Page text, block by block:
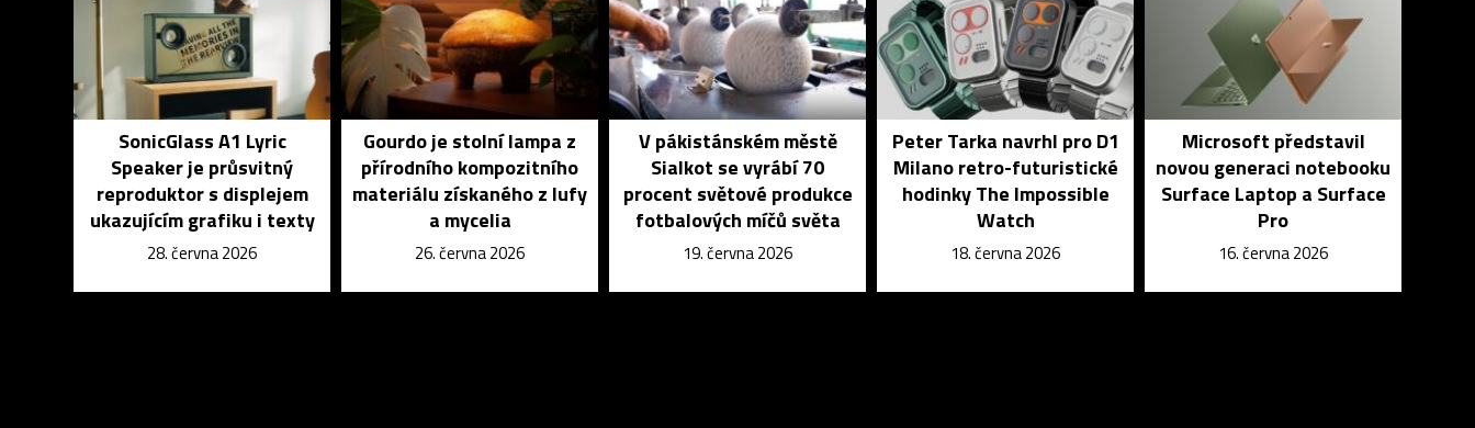
SonicGlass A1 Lyric
Speaker je průsvitný
reproduktor s displejem
ukazujícím grafiku i texty
28. června 2026
Gourdo je stolní lampa z
přírodního kompozitního
materiálu získaného z lufy
a mycelia
26. června 2026
V pákistánském městě
Sialkot se vyrábí 70
procent světové produkce
fotbalových míčů světa
19. června 2026
Peter Tarka navrhl pro D1
Milano retro-futuristické
hodinky The Impossible
Watch
18. června 2026
Microsoft představil
novou generaci notebooku
Surface Laptop a Surface
Pro
16. června 2026